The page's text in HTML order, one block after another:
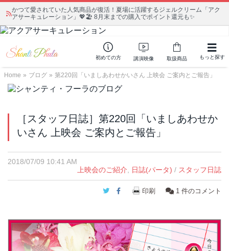
かつて愛されていた人気商品が復活！夏場に活躍するジェルクリーム「アク
アサーキュレーション」💖🏖️ 8月末までの購入でポイント還元も✨
初めての方 講演映像 取扱商品 もっと探す
Home » ブログ » 第220回「いましあわせかいさん 上映会 ご案内とご報告」
［スタッフ日誌］第220回「いましあわせか
いさん 上映会 ご案内とご報告」
2018/07/09 10:41 AM
上映会のご紹介
日誌(パータ) / スタッフ日誌
Twitter
Facebook
印刷 1 件のコメント